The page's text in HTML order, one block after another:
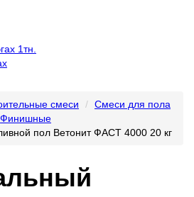
1тн.
смеси
Смеси для пола
Финишные
пол Ветонит ФАСТ 4000 20 кг